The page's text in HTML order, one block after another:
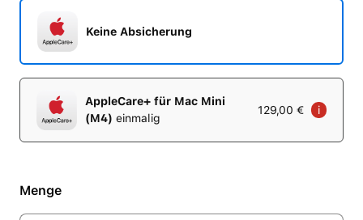
Keine Absicherung
AppleCare+ für Mac Mini
(M4) einmalig
129,00 € i
Menge